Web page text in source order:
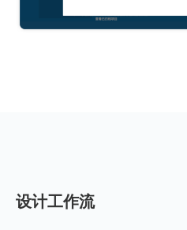
设计工作流